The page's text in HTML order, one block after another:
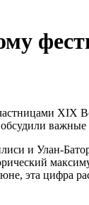
XIX
и Улан-
эта цифра